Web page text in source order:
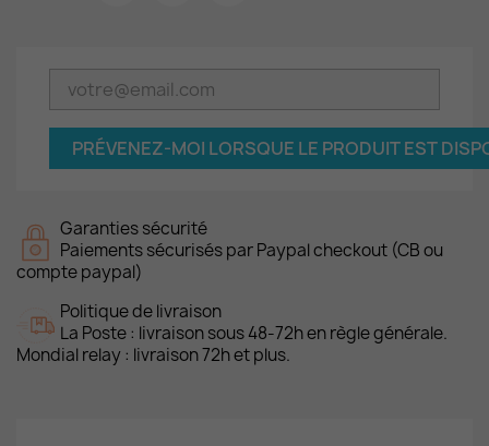
PRÉVENEZ-MOI LORSQUE LE PRODUIT EST
Garanties sécurité
Paiements sécurisés par Paypal checkout (CB ou
compte paypal)
Politique de livraison
La Poste : livraison sous 48-72h en règle générale.
Mondial relay : livraison 72h et plus.